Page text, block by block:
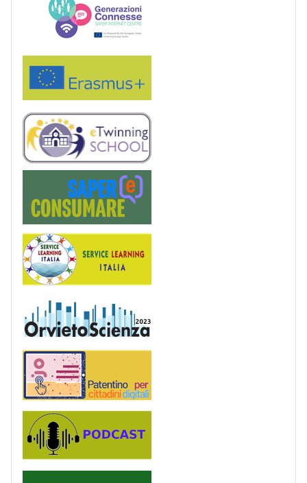
Erasmus+
eTwinning
Service Learning
Podcast
PagoinRete